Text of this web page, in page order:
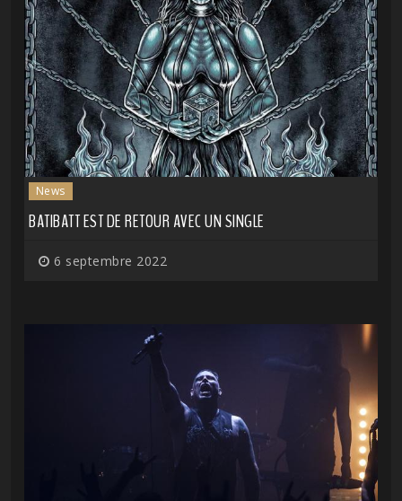
News
BATIBATT EST DE RETOUR AVEC UN SINGLE
6 septembre 2022